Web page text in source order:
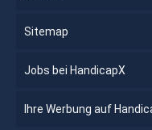
Sitemap
Jobs bei HandicapX
Ihre Werbung auf